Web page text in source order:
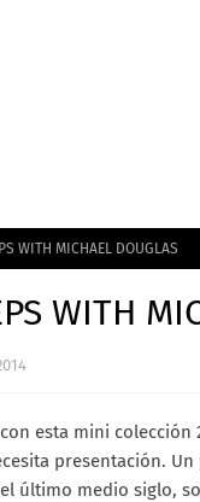
WITH MICHAEL DOUGLAS
WITH
esta mini
presentación.
último medio siglo,